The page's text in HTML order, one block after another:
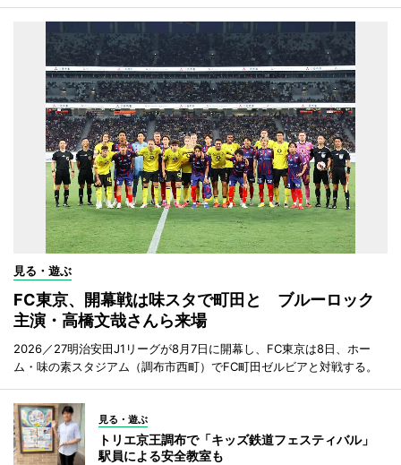
見る・遊ぶ
FC東京、開幕戦は味スタで町田と ブルーロック
主演・高橋文哉さんら来場
2026／27明治安田J1リーグが8月7日に開幕し、FC東京は8日、ホー
ム・味の素スタジアム（調布市西町）でFC町田ゼルビアと対戦する。
見る・遊ぶ
トリエ京王調布で「キッズ鉄道フェスティバル」
駅員による安全教室も